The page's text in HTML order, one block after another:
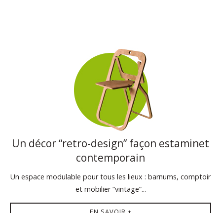
Un décor “retro-design” façon estaminet
contemporain
Un espace modulable pour tous les lieux : barnums, comptoir
et mobilier “vintage”...